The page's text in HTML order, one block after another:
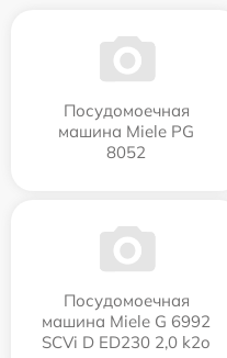
Посудомоечная
машина Miele PG
8052
Посудомоечная
машина Miele G 6992
SCVi D ED230 2,0 k2o